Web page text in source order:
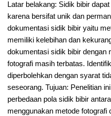
Latar belakang: Sidik bibir
karena bersifat unik dan
dokumentasi sidik bibir yaitu
memiliki kelebihan dan
dokumentasi sidik bibir dengan
fotografi masih terbatas.
diperbolehkan dengan syarat
seseorang. Tujuan: Penelitian
perbedaan pola sidik bibir
menggunakan metode fotografi